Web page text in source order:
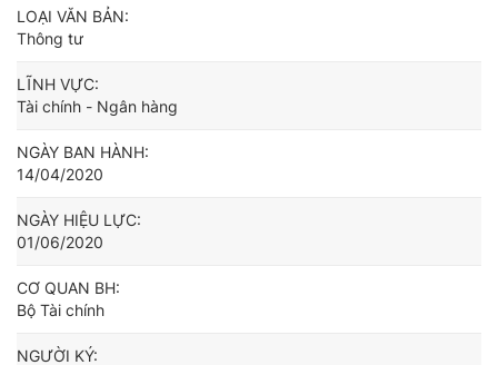
LOẠI VĂN BẢN:
Thông tư
LĨNH VỰC:
Tài chính - Ngân hàng
NGÀY BAN HÀNH:
14/04/2020
NGÀY HIỆU LỰC:
01/06/2020
CƠ QUAN BH:
Bộ Tài chính
NGƯỜI KÝ: